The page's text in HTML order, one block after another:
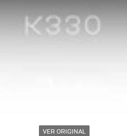
VER ORIGINAL